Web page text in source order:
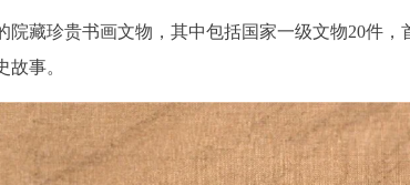
院藏珍贵书画文物，其中包括国家一级文物20件
事。